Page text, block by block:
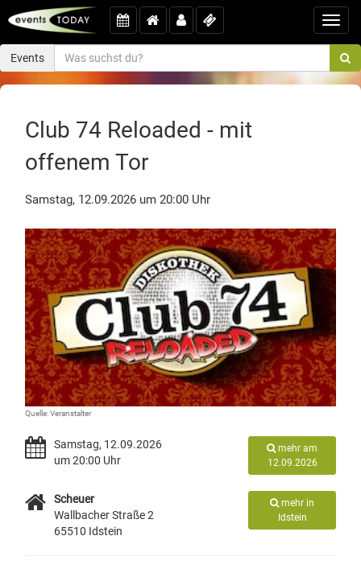
Events
Club 74 Reloaded - mit
offenem Tor
Samstag, 12.09.2026 um 20:00 Uhr
Quelle: Veranstalter
Samstag, 12.09.2026
um 20:00 Uhr
mehr am
12.09.2026
Scheuer
Wallbacher Straße 2
65510 Idstein
mehr in
Idstein